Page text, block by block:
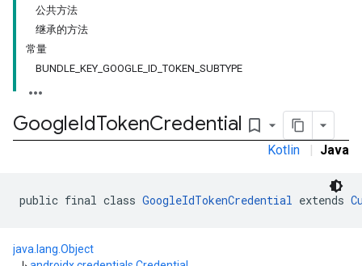
公共方法
继承的方法
常量
BUNDLE_KEY_GOOGLE_ID_TOKEN_SUBTYPE
GoogleIdTokenCredential bookmark_border
Kotlin | Java
public final class GoogleIdTokenCredential extends
java.lang.Object